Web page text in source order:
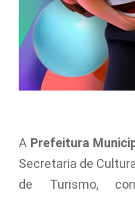
A Prefeitura
Secretaria de
de Turismo,